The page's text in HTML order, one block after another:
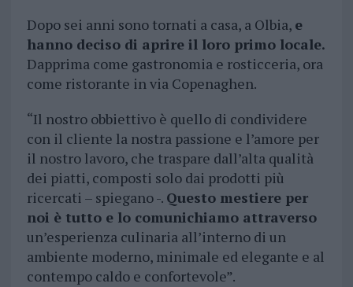
Dopo sei anni sono tornati a casa, a Olbia, e
hanno deciso di aprire il loro primo locale.
Dapprima come gastronomia e rosticceria, ora
come ristorante in via Copenaghen.
“Il nostro obbiettivo è quello di condividere
con il cliente la nostra passione e l’amore per
il nostro lavoro, che traspare dall’alta qualità
dei piatti, composti solo dai prodotti più
ricercati – spiegano -. Questo mestiere per
noi è tutto e lo comunichiamo attraverso
un’esperienza culinaria all’interno di un
ambiente moderno, minimale ed elegante e al
contempo caldo e confortevole”.